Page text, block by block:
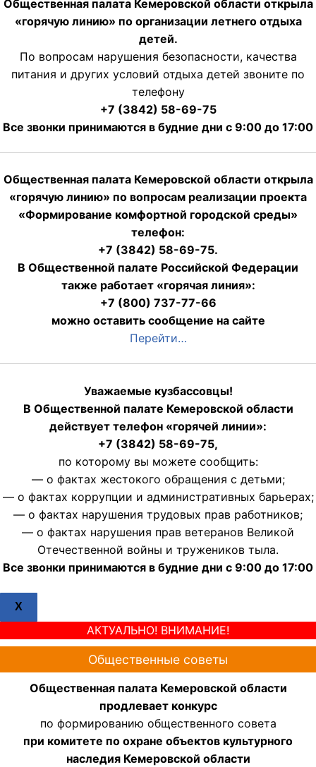
Общественная палата Кемеровской области открыла
«горячую линию» по организации летнего отдыха
детей.
По вопросам нарушения безопасности, качества
питания и других условий отдыха детей звоните по
телефону
+7 (3842) 58-69-75
Все звонки принимаются в будние дни с 9:00 до 17:00
Общественная палата Кемеровской области открыла
«горячую линию» по вопросам реализации проекта
«Формирование комфортной городской среды»
телефон:
+7 (3842) 58-69-75.
В Общественной палате Российской Федерации
также работает «горячая линия»:
+7 (800) 737-77-66
можно оставить сообщение на сайте
Перейти…
Уважаемые кузбассовцы!
В Общественной палате Кемеровской области
действует телефон «горячей линии»:
+7 (3842) 58-69-75,
по которому вы можете сообщить:
— о фактах жестокого обращения с детьми;
— о фактах коррупции и административных барьерах;
— о фактах нарушения трудовых прав работников;
— о фактах нарушения прав ветеранов Великой
Отечественной войны и тружеников тыла.
Все звонки принимаются в будние дни с 9:00 до 17:00
X
АКТУАЛЬНО! ВНИМАНИЕ!
Общественные советы
Общественная палата Кемеровской области
продлевает конкурс
по формированию общественного совета
при комитете по охране объектов культурного
наследия Кемеровской области